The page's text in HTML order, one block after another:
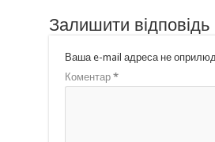
Залишити відповідь
Ваша e-mail адреса не
Коментар *